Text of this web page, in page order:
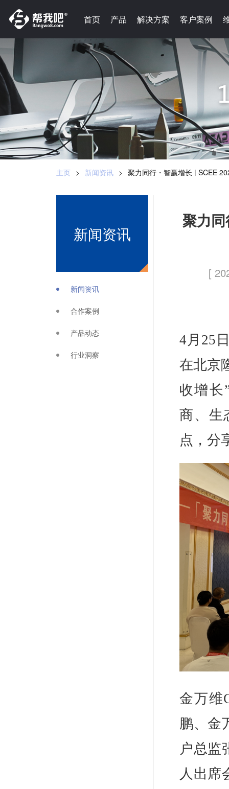
首页 产品 解决方案 客户案例
首页 产品 解决方案 客户案例
主页 > 新闻资讯 > 聚力同行・智赢增长 | SCEE
新闻资讯
新闻资讯
合作案例
产品动态
行业洞察
聚力
[
4月25
在北京
收增长
商、生
点，分
金万维
鹏、金
户总监
人出席